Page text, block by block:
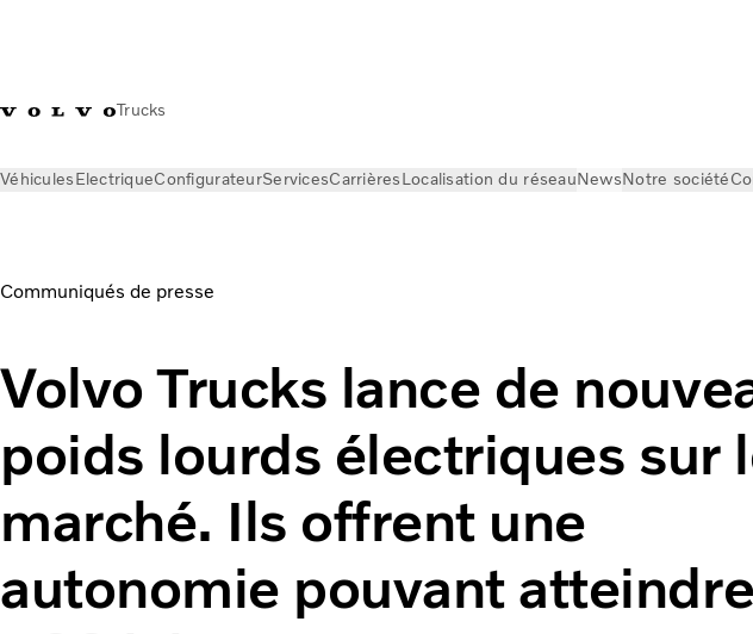
Trucks
VéhiculesElectriqueConfigurateurServicesCarrièresLocalisation du réseauNewsNotre société
Communiqués de presse
Volvo Trucks lance de
poids lourds électriques sur
marché. Ils offrent une
autonomie pouvant atteindre